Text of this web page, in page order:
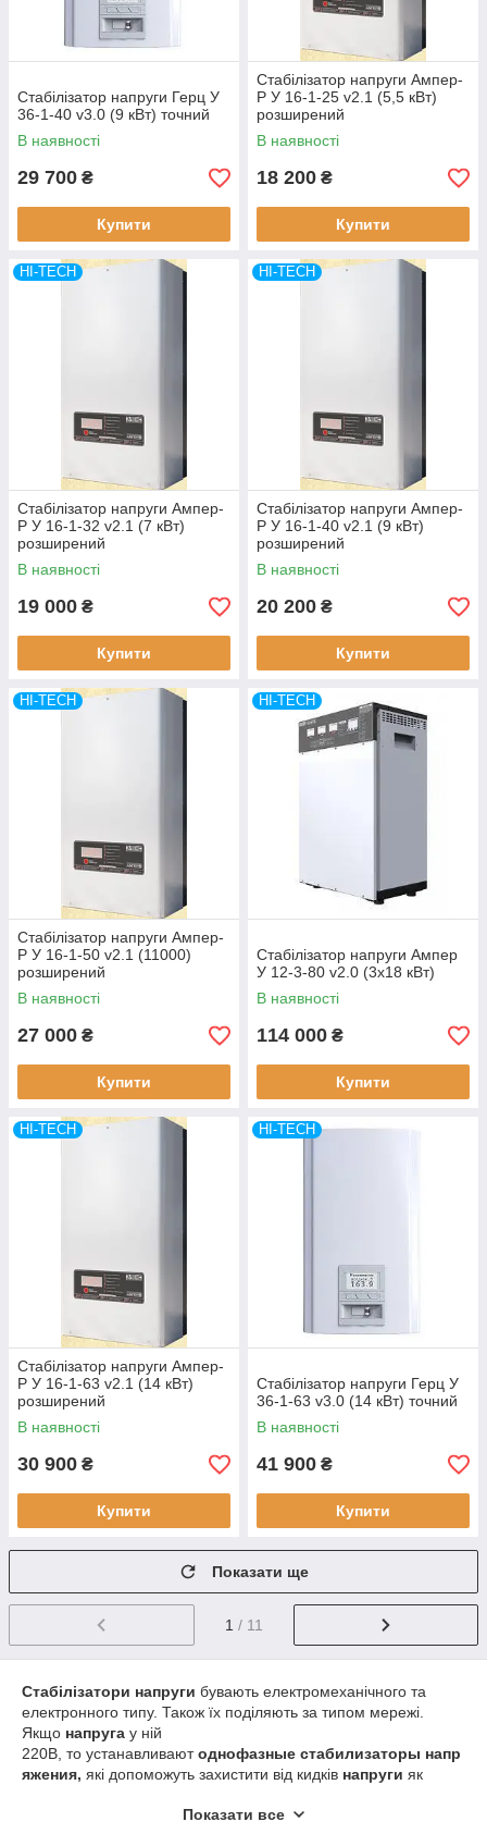
Стабілізатор напруги Герц У
36-1-40 v3.0 (9 кВт) точний
В наявності
29 700 ₴
Купити
Стабілізатор напруги Ампер-
Р У 16-1-25 v2.1 (5,5 кВт)
розширений
В наявності
18 200 ₴
Купити
HI-TECH
Стабілізатор напруги Ампер-
Р У 16-1-32 v2.1 (7 кВт)
розширений
В наявності
19 000 ₴
Купити
HI-TECH
Стабілізатор напруги Ампер-
Р У 16-1-40 v2.1 (9 кВт)
розширений
В наявності
20 200 ₴
Купити
HI-TECH
Стабілізатор напруги Ампер-
Р У 16-1-50 v2.1 (11000)
розширений
В наявності
27 000 ₴
Купити
HI-TECH
Стабілізатор напруги Ампер
У 12-3-80 v2.0 (3х18 кВт)
В наявності
114 000 ₴
Купити
HI-TECH
Стабілізатор напруги Ампер-
Р У 16-1-63 v2.1 (14 кВт)
розширений
В наявності
30 900 ₴
Купити
HI-TECH
Стабілізатор напруги Герц У
36-1-63 v3.0 (14 кВт) точний
В наявності
41 900 ₴
Купити
Показати ще
1 / 11
Стабілізатори напруги бувають електромеханічного та
електронного типу. Також їх поділяють за типом мережі.
Якщо напруга у ній
220В, то устанавливаютоднофазные стабилизаторы напр
яжения, які допоможуть захистити від кидків напруги як
сумарного навантаження на електромережу і
Показати все